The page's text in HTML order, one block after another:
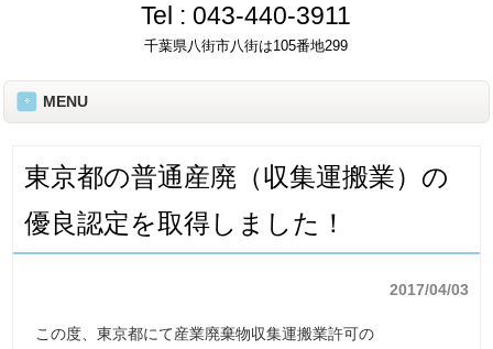
Tel : 043-440-3911
千葉県八街市八街は105番地299
MENU
東京都の普通産廃（収集運搬業）の
優良認定を取得しました！
2017/04/03
この度、東京都にて産業廃棄物収集運搬業許可の